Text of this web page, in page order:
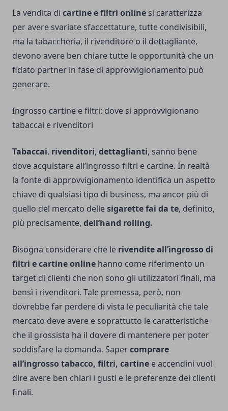
La vendita di cartine e filtri online si caratterizza
per avere svariate sfaccettature, tutte condivisibili,
ma la tabaccheria, il rivenditore o il dettagliante,
devono avere ben chiare tutte le opportunità che un
fidato partner in fase di approvvigionamento può
generare.
Ingrosso cartine e filtri: dove si approvvigionano
tabaccai e rivenditori
Tabaccai, rivenditori, dettaglianti, sanno bene
dove acquistare all’ingrosso filtri e cartine. In realtà
la fonte di approvvigionamento identifica un aspetto
chiave di qualsiasi tipo di business, ma ancor più di
quello del mercato dellesigarette fai da te, definito,
più precisamente, dell’hand rolling.
Bisogna considerare che le rivendite all’ingrosso di
filtri e cartineonline hanno come riferimento un
target di clienti che non sono gli utilizzatori finali, ma
bensì i rivenditori. Tale premessa, però, non
dovrebbe far perdere di vista le peculiarità che tale
mercato deve avere e soprattutto le caratteristiche
che il grossista ha il dovere di mantenere per poter
soddisfare la domanda. Sapercomprare
all’ingrosso tabacco, filtri, cartine e accendini vuol
dire avere ben chiari i gusti e le preferenze dei clienti
finali.